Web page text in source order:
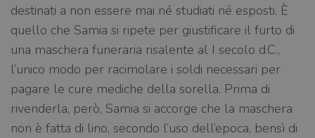
destinati a non essere mai né studiati né esposti. È
quello che Samia si ripete per giustificare il furto di
una maschera funeraria risalente al I secolo d.C.,
l’unico modo per racimolare i soldi necessari per
pagare le cure mediche della sorella. Prima di
rivenderla, però, Samia si accorge che la maschera
non è fatta di lino, secondo l’uso dell’epoca, bensì di